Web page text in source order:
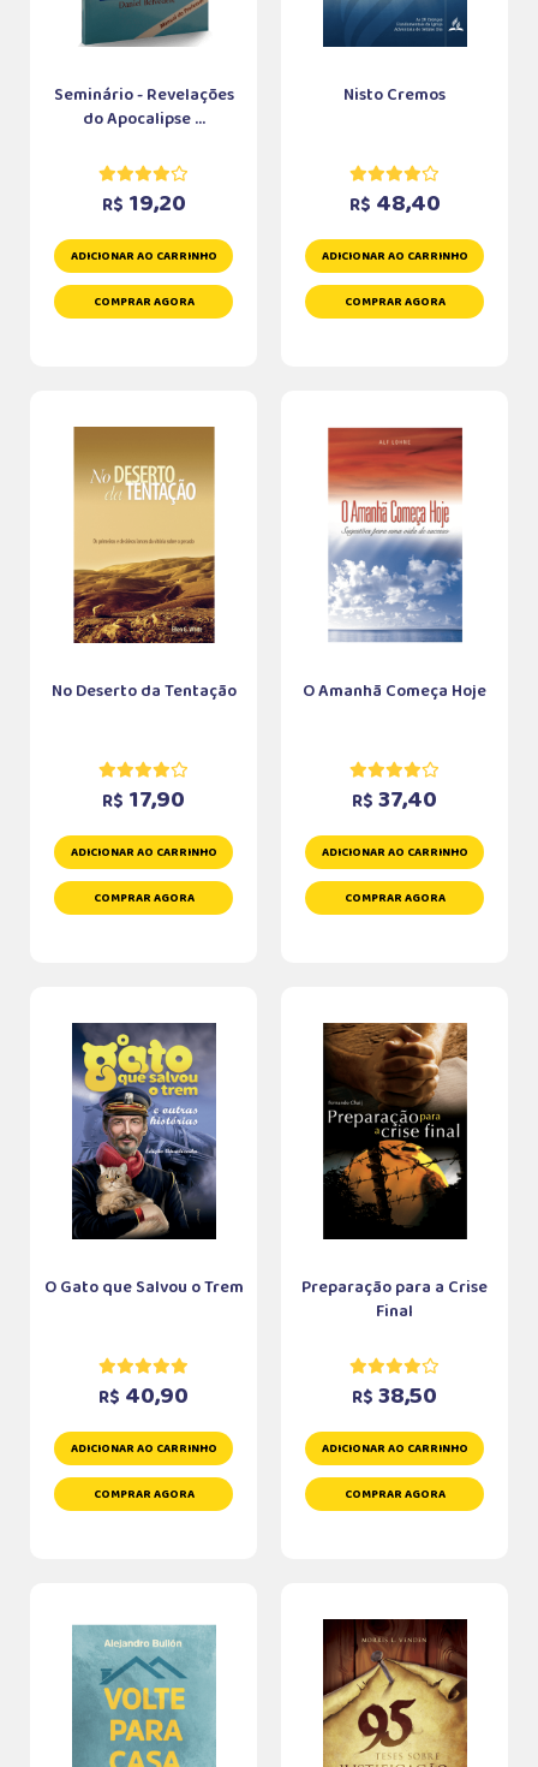
Seminário - Revelações
do Apocalipse ...
R$ 19,20
ADICIONAR AO CARRINHO
COMPRAR AGORA
Nisto Cremos
R$ 48,40
ADICIONAR AO CARRINHO
COMPRAR AGORA
No Deserto da Tentação
R$ 17,90
ADICIONAR AO CARRINHO
COMPRAR AGORA
O Amanhã Começa Hoje
R$ 37,40
ADICIONAR AO CARRINHO
COMPRAR AGORA
O Gato que Salvou o Trem
R$ 40,90
ADICIONAR AO CARRINHO
COMPRAR AGORA
Preparação para a Crise
Final
R$ 38,50
ADICIONAR AO CARRINHO
COMPRAR AGORA